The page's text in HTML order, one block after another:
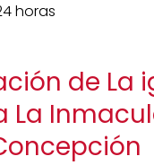
horas
de La
La